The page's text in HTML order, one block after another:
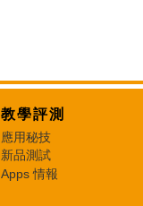
教學評測
應用秘技
新品測試
Apps 情報